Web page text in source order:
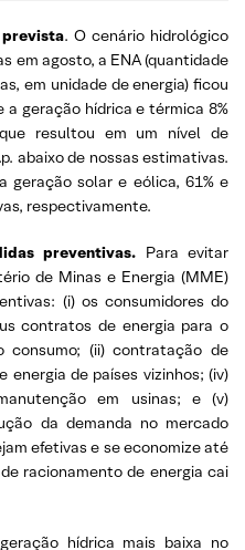
. O cenário hidrológico
em agosto, a ENA (quantidade
em unidade de energia) ficou
a geração hídrica e térmica 8%
resultou em um nível de
abaixo de nossas estimativas.
geração solar e eólica, 61% e
respectivamente.
preventivas. Para evitar
de Minas e Energia (MME)
(i) os consumidores do
contratos de energia para o
consumo; (ii) contratação de
energia de países vizinhos; (iv)
em usinas; e (v)
da demanda no mercado
efetivas e se economize até
racionamento de energia cai
hídrica mais baixa no